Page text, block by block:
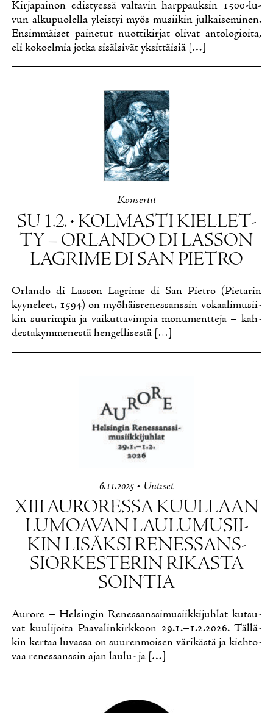
Kir­ja­pai­non edis­tyes­sä val­ta­vin harp­pauk­sin 1500-lu­
vun al­ku­puo­lel­la yleis­tyi myös musii­kin jul­kai­se­mi­nen.
En­sim­mäi­set pai­ne­tut nuot­ti­kir­jat oli­vat an­to­lo­gioi­ta,
eli ko­koel­mia jot­ka si­säl­si­vät yk­sit­täi­siä […]
Kon­ser­tit
SU 1.2. • KOL­MAS­TI KIEL­LET­
TY – OR­LAN­DO DI LAS­SON
LAGRI­ME DI SAN PIET­RO
Or­lan­do di Las­son Lagri­me di San Piet­ro (Pie­ta­rin
kyy­ne­leet, 1594) on myö­häis­re­nes­sans­sin vo­kaa­li­musii­
kin suu­rim­pia ja vai­kut­ta­vim­pia mo­nu­ment­te­ja – kah­
des­ta­kym­me­nes­tä hen­gel­li­ses­tä […]
6.11.2025 • Uu­ti­set
XIII AU­RO­RES­SA KUUL­LAAN
LU­MOA­VAN LAU­LU­MUSII­
KIN LI­SÄK­SI RE­NES­SANS­
SIOR­KES­TE­RIN RI­KAS­TA
SOIN­TIA
Au­ro­re – Hel­sin­gin Re­nes­sans­si­musiik­ki­juh­lat kut­su­
vat kuu­li­joi­ta Paa­va­lin­kirk­koon 29.1.–1.2.2026. Täl­lä­
kin ker­taa lu­vas­sa on suu­ren­moi­sen vä­ri­käs­tä ja kieh­to­
vaa re­nes­sans­sin ajan lau­lu- ja […]